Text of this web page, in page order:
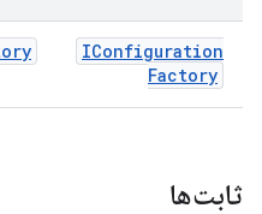
IConfiguration
Factory
ثابت‌ها